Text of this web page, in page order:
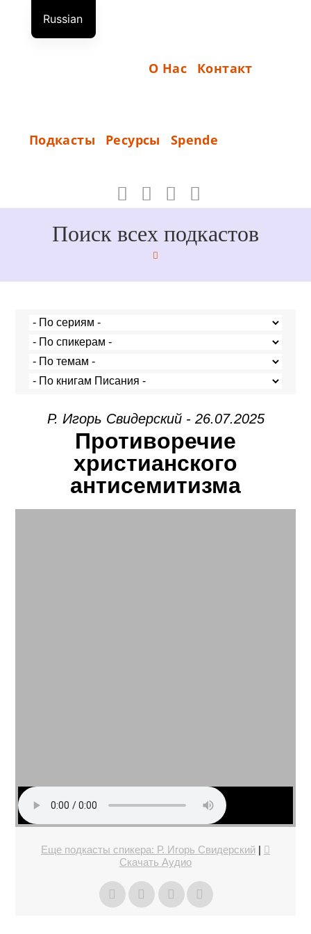
содержимому
О
О Нас Контакт
Подкасты Ресурсы Spende
N
Поиск всех подкастов
Р. Игорь Свидерский - 26.07.2025
Противоречие
христианского
антисемитизма
Еще подкасты спикера: Р. Игорь Свидерский |
Скачать Аудио
Russian
German